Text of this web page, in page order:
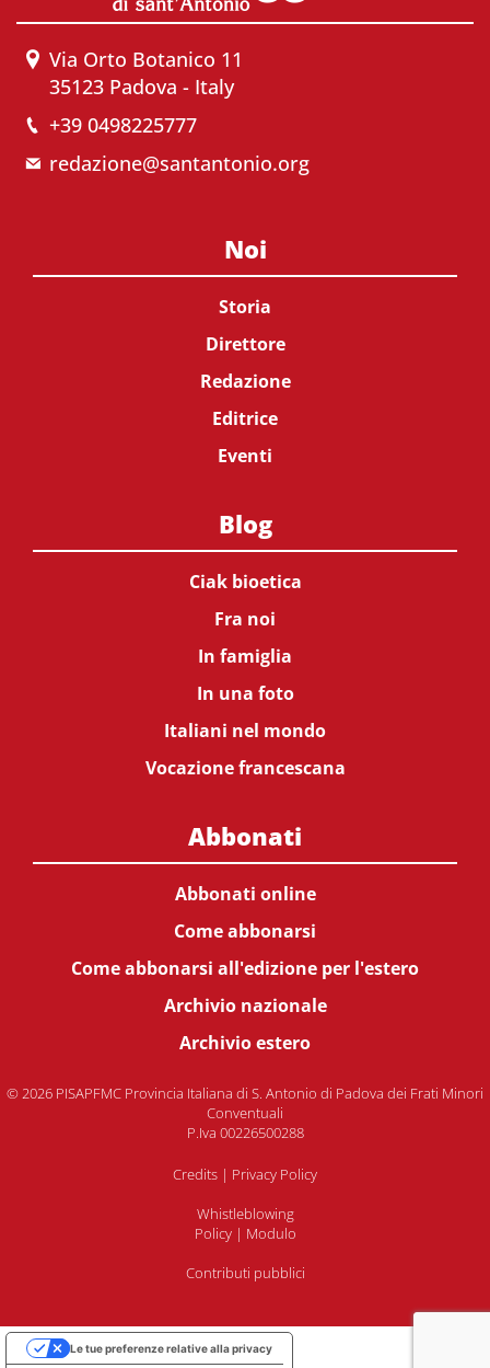
Via Orto Botanico 11
35123 Padova - Italy
+39 0498225777
redazione@santantonio.org
Noi
Storia
Direttore
Redazione
Editrice
Eventi
Blog
Ciak bioetica
Fra noi
In famiglia
In una foto
Italiani nel mondo
Vocazione francescana
Abbonati
Abbonati online
Come abbonarsi
Come abbonarsi all'edizione per l'estero
Archivio nazionale
Archivio estero
© 2026 PISAPFMC Provincia Italiana di S. Antonio di Padova dei Frati Minori
Conventuali
P.Iva 00226500288
Credits | Privacy Policy
Whistleblowing
Policy| Modulo
Contributi pubblici
Le tue preferenze relative alla privacy